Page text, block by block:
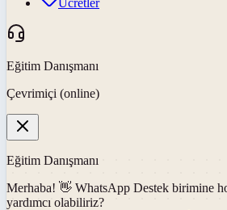
Eğitim Danışmanı
Çevrimiçi (online)
Eğitim Danışmanı
Merhaba! 👋 WhatsApp Destek birimine
yardımcı olabiliriz?